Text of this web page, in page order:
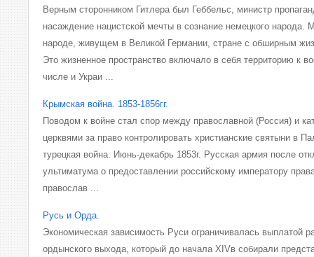
Верным сторонником Гитлера был Геббельс, министр
насаждение нацистской мечты в сознание немецкого народа.
народе, живущем в Великой Германии, стране с обширным
Это жизненное пространство включало в себя территорию к
числе и Украи ...
Крымская война. 1853-1856гг.
Поводом к войне стал спор между православной (Россия) и
церквями за право контролировать христианские святыни в
турецкая война. Июнь-декабрь 1853г. Русская армия после
ультиматума о предоставлении российскому императору
православ ...
Русь и Орда.
Экономическая зависимость Руси ограничивалась выплатой
ордынского выхода, который до начала XIVв собирали